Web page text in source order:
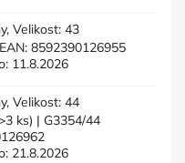
Velikost: 43
EAN: 8592390126955
11.8.2026
Velikost: 44
ks) | G3354/44
21.8.2026